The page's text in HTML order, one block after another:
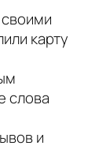
карту
слова
и